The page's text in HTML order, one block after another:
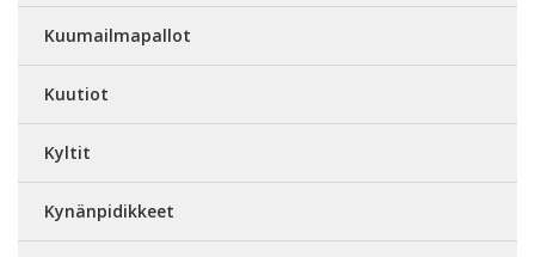
Kuumailmapallot
Kuutiot
Kyltit
Kynänpidikkeet